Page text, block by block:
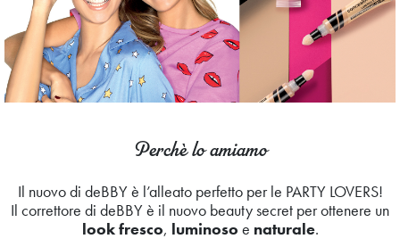
Perchè lo amiamo
Il nuovo di deBBY è l’alleato perfetto per le PARTY LOVERS!
Il correttore di deBBY è il nuovo beauty secret per ottenere un
look fresco, luminoso e naturale.